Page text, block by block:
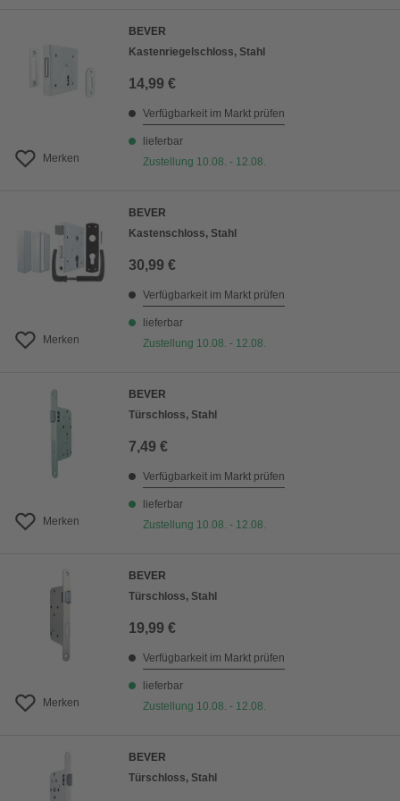
Merken
BEVER
Kastenriegelschloss, Stahl
14,99 €
Verfügbarkeit im Markt prüfen
lieferbar
Zustellung 10.08. - 12.08.
Merken
BEVER
Kastenschloss, Stahl
30,99 €
Verfügbarkeit im Markt prüfen
lieferbar
Zustellung 10.08. - 12.08.
Merken
BEVER
Türschloss, Stahl
7,49 €
Verfügbarkeit im Markt prüfen
lieferbar
Zustellung 10.08. - 12.08.
Merken
BEVER
Türschloss, Stahl
19,99 €
Verfügbarkeit im Markt prüfen
lieferbar
Zustellung 10.08. - 12.08.
BEVER
Türschloss, Stahl